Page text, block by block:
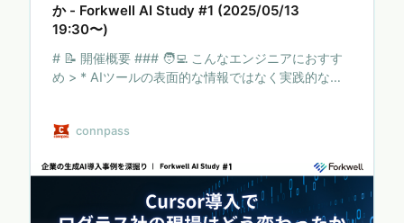
か - Forkwell AI Study #1 (2025/05/13
19:30〜)
# 📝 開催概要 ### 🧑‍💻 こんなエンジニアにおすす
め > * AIツールの表面的な情報ではなく実践的な事
ンジニアのキャリア戦略を知りたい方 > > ## 「企業
リーズ 生成AIの可能性を実務で最大限に引き出すた
めのイベントシリーズです。 シリーズを通して生成
AIツールやAIエージェント、およびその周辺技術に
connpass